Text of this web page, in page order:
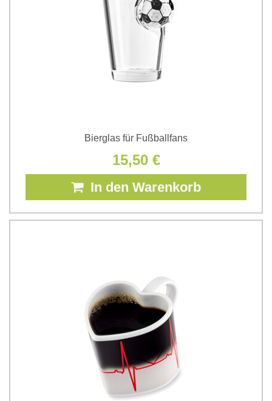
Bierglas für Fußballfans
15,50 €
In den Warenkorb